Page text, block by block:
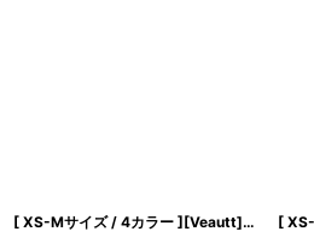
[ XS-Mサイズ / 4カラー ][Veautt]ホルターネック・ビジューチェーン・ドレープフレア・ミディアムドレス《送料＆代引き手数料無料》